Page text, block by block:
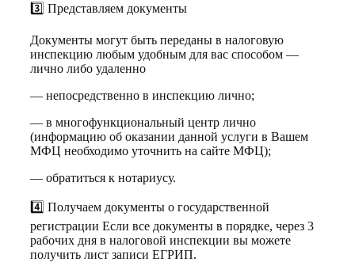
3️⃣ Представляем документы
Документы могут быть переданы в налоговую
инспекцию любым удобным для вас способом —
лично либо удаленно
— непосредственно в инспекцию лично;
— в многофункциональный центр лично
(информацию об оказании данной услуги в Вашем
МФЦ необходимо уточнить на сайте МФЦ);
— обратиться к нотариусу.
4️⃣ Получаем документы о государственной
регистрации Если все документы в порядке, через 3
рабочих дня в налоговой инспекции вы можете
получить лист записи ЕГРИП.